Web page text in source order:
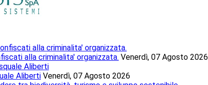
alla criminalita' organizzata. Venerdì, 07 Agosto 2026
Aliberti Venerdì, 07 Agosto 2026